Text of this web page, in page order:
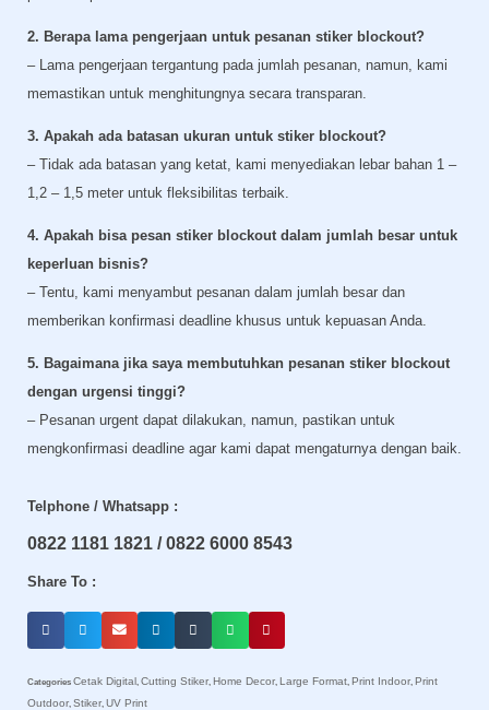
2. Berapa lama pengerjaan untuk pesanan stiker blockout?
– Lama pengerjaan tergantung pada jumlah pesanan, namun, kami
memastikan untuk menghitungnya secara transparan.
3. Apakah ada batasan ukuran untuk stiker blockout?
– Tidak ada batasan yang ketat, kami menyediakan lebar bahan 1 –
1,2 – 1,5 meter untuk fleksibilitas terbaik.
4. Apakah bisa pesan stiker blockout dalam jumlah besar untuk
keperluan bisnis?
– Tentu, kami menyambut pesanan dalam jumlah besar dan
memberikan konfirmasi deadline khusus untuk kepuasan Anda.
5. Bagaimana jika saya membutuhkan pesanan stiker blockout
dengan urgensi tinggi?
– Pesanan urgent dapat dilakukan, namun, pastikan untuk
mengkonfirmasi deadline agar kami dapat mengaturnya dengan baik.
Telphone / Whatsapp :
0822 1181 1821 / 0822 6000 8543
Share To :
Categories Cetak Digital Cutting Stiker Home Decor Large Format Print Indoor Print
Outdoor Stiker UV Print